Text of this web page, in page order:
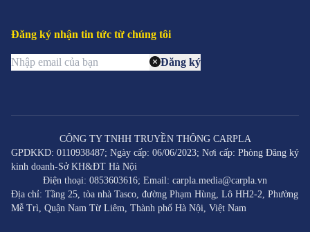
Đăng ký nhận tin tức từ chúng tôi
Đăng ký
CÔNG TY TNHH TRUYỀN THÔNG CARPLA
GPDKKD: 0110938487; Ngày cấp: 06/06/2023; Nơi cấp: Phòng Đăng ký
kinh doanh-Sở KH&ĐT Hà Nội
Điện thoại: 0853603616; Email: carpla.media@carpla.vn
Địa chỉ: Tầng 25, tòa nhà Tasco, đường Phạm Hùng, Lô HH2-2, Phường
Mễ Trì, Quận Nam Từ Liêm, Thành phố Hà Nội, Việt Nam